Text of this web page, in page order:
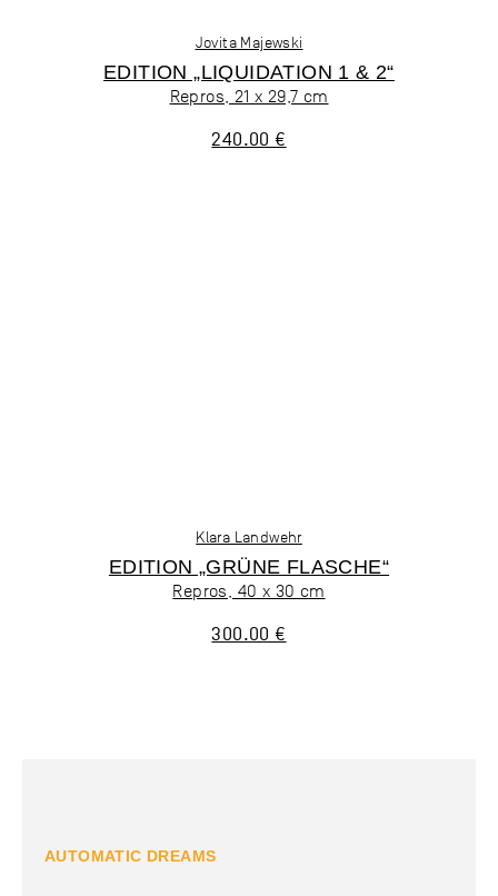
Jovita Majewski
EDITION „LIQUIDATION 1 & 2“
Repros, 21 x 29,7 cm
240.00 €
Klara Landwehr
EDITION „GRÜNE FLASCHE“
Repros, 40 x 30 cm
300.00 €
AUTOMATIC DREAMS